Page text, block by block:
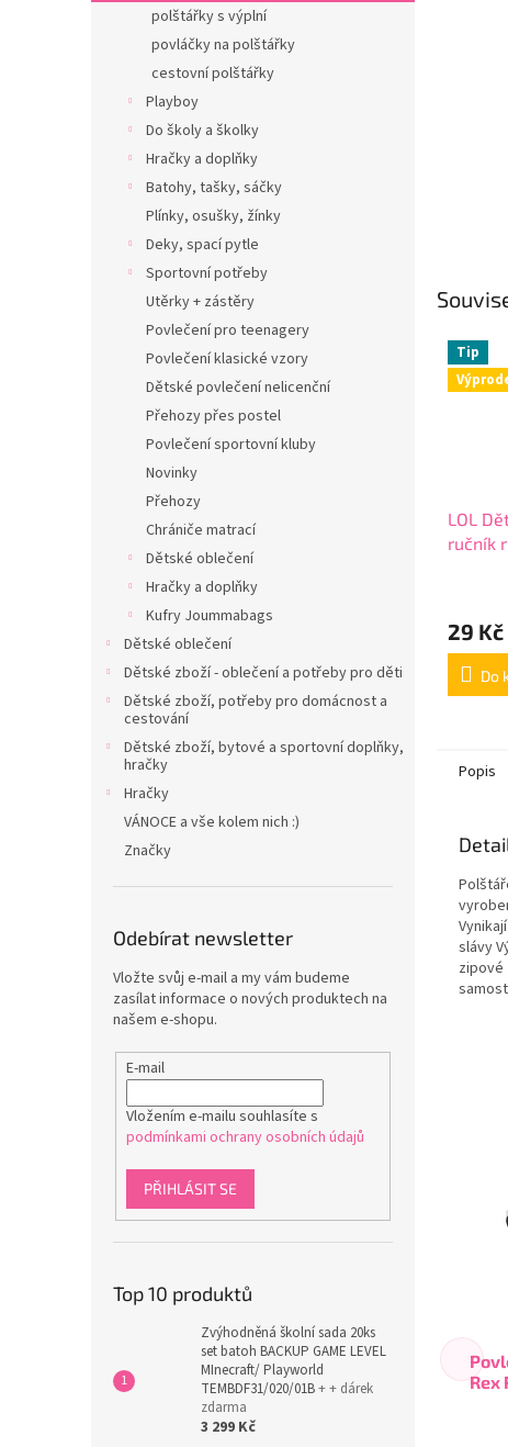
polštářky s výplní
povláčky na polštářky
cestovní polštářky
Playboy
Do školy a školky
Hračky a doplňky
Batohy, tašky, sáčky
Plínky, osušky, žínky
Deky, spací pytle
Sportovní potřeby
Utěrky + zástěry
Povlečení pro teenagery
Povlečení klasické vzory
Dětské povlečení nelicenční
Přehozy přes postel
Povlečení sportovní kluby
Novinky
Přehozy
Chrániče matrací
Dětské oblečení
Hračky a doplňky
Kufry Joummabags
Dětské oblečení
Dětské zboží - oblečení a potřeby pro děti
Dětské zboží, potřeby pro domácnost a
cestování
Dětské zboží, bytové a sportovní doplňky,
hračky
Hračky
VÁNOCE a vše kolem nich :)
Značky
Odebírat newsletter
Vložte svůj e-mail a my vám budeme
zasílat informace o nových produktech na
našem e-shopu.
E-mail
Vložením e-mailu souhlasíte s
podmínkami ochrany osobních údajů
PŘIHLÁSIT SE
Top 10 produktů
Zvýhodněná školní sada 20ks
set batoh BACKUP GAME LEVEL
MInecraft/ Playworld
TEMBDF31/020/01B+ + dárek
zdarma
3 299 Kč
Tip
LOL
ručník
29 Kč
Do
Popis
slávy
zipové
Rex